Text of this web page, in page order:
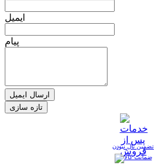
ایمیل
پیام
ارسال ایمیل
تضمین نال نبودن